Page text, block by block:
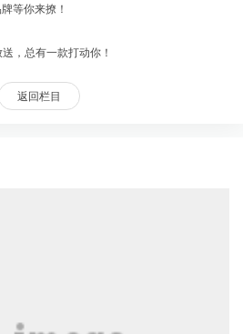
等你来撩！
，总有一款打动你！
返回栏目